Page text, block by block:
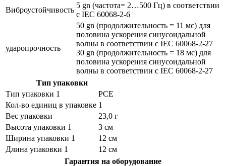
Виброустойчивость
5 gn (частота= 2…500 Гц) в соответствии
с IEC 60068-2-6
ударопрочность
50 gn (продолжительность = 11 мс) для
половина ускорения синусоидальной
волны в соответствии с IEC 60068-2-27
30 gn (продолжительность = 18 мс) для
половина ускорения синусоидальной
волны в соответствии с IEC 60068-2-27
Тип упаковки
Тип упаковки 1
PCE
Кол-во единиц в упаковке 1
Вес упаковки
23,0 г
Высота упаковки 1
3 см
Ширина упаковки 1
12 см
Длина упаковки 1
12 см
Гарантия на оборудование